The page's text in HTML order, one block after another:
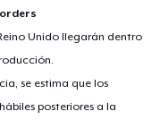
Unido llegarán dentro
se estima que los
posteriores a la